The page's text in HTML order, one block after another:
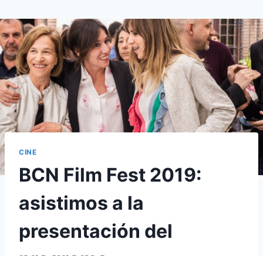
al
contenido
CINE
BCN Film Fest 2019:
asistimos a la
presentación del